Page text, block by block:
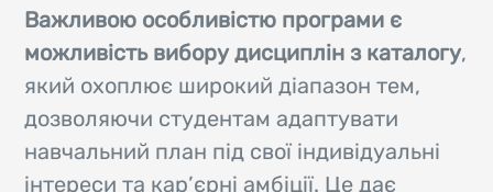
Важливою особливістю програми є
можливість вибору дисциплін з каталогу,
який охоплює широкий діапазон тем,
дозволяючи студентам адаптувати
навчальний план під свої індивідуальні
інтереси та кар’єрні амбіції. Це дає